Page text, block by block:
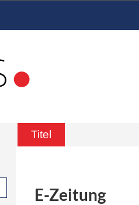
Titel
E-Zeitung